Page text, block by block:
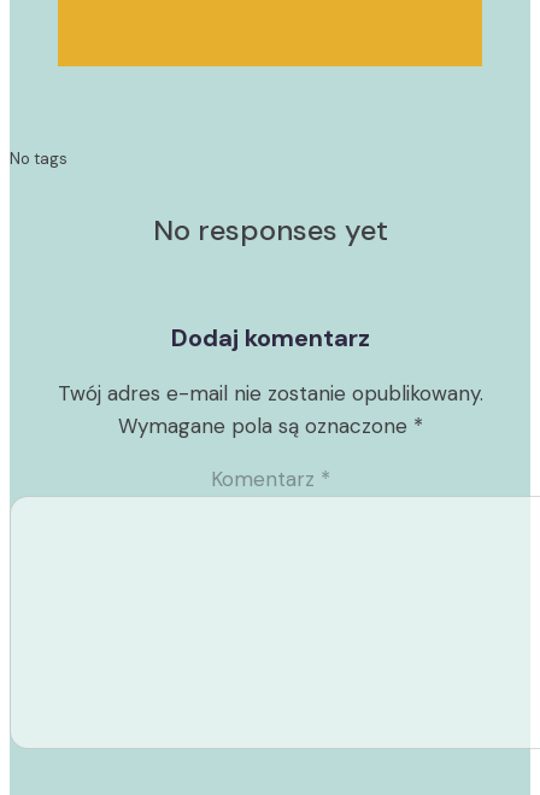
No tags
No responses yet
Dodaj komentarz
Twój adres e-mail nie zostanie opublikowany.
Wymagane pola są oznaczone *
Komentarz *